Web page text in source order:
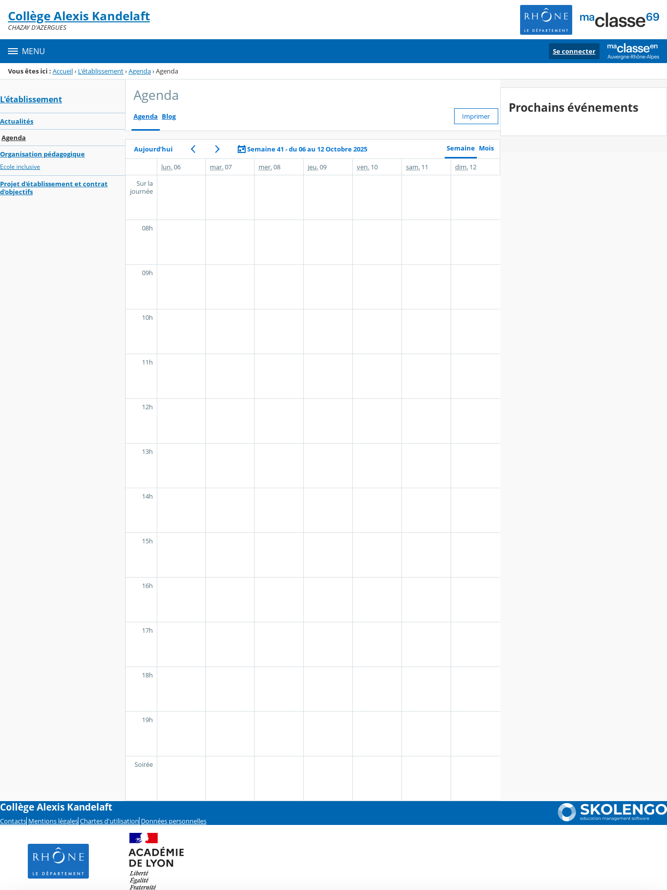
Menu de la rubrique
Contenu
Collège Alexis Kandelaft
CHAZAY D'AZERGUES
MENU Se connecter
Vous êtes ici : Accueil› L'établissement›Agenda›Agenda
L'établissement
Actualités
Agenda
Organisation pédagogique
Ecole inclusive
Projet d'établissement et contrat
d'objectifs
Agenda
Agenda Blog Imprimer
Aujourd’hui Semaine 41 - du 06 au 12 Octobre 2025 Semaine Mois
lun.06 mar.07 mer.08 jeu.09 ven. 10 sam. 11 dim. 12
Sur la
journée
08h
09h
10h
11h
12h
13h
14h
15h
16h
17h
18h
19h
Soirée
Prochains événements
Collège Alexis Kandelaft
Contacts Mentions légales Chartes d'utilisation Données personnelles